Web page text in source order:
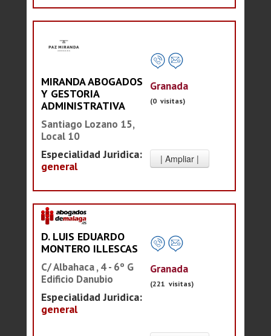
MIRANDA ABOGADOS
Y GESTORIA
ADMINISTRATIVA
Santiago Lozano 15,
Local 10
Especialidad Juridica:
general
Granada
(0 visitas)
D. LUIS EDUARDO
MONTERO ILLESCAS
C/ Albahaca , 4 - 6º G
Edificio Danubio
Especialidad Juridica:
general
Granada
(221 visitas)